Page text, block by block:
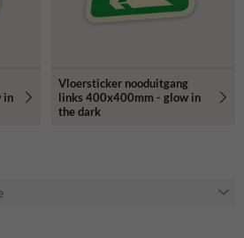
in
Vloersticker nooduitgang
links 400x400mm - glow in
the dark